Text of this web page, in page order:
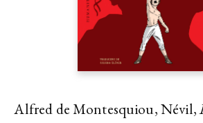
Alfred de Montesquiou, Névil,